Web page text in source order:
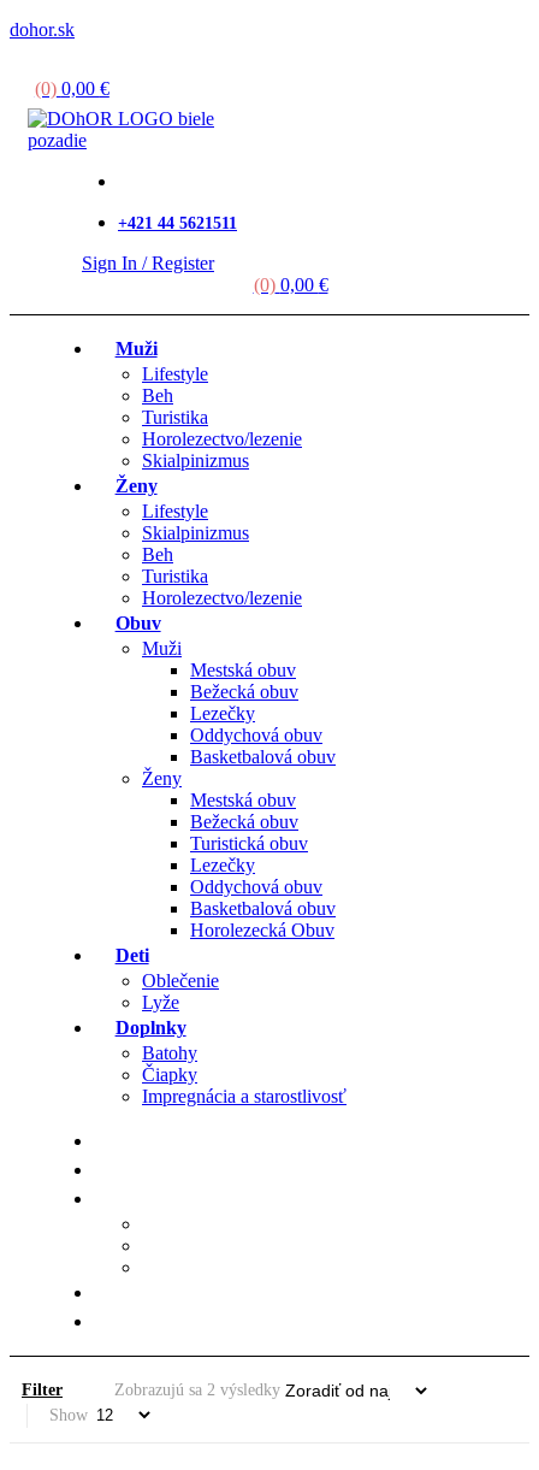
dohor.sk
Menu
(0) 0,00 €
+421 44 5621511
Sign In / Register
(0) 0,00 €
Muži
Lifestyle
Beh
Turistika
Horolezectvo/lezenie
Skialpinizmus
Ženy
Lifestyle
Skialpinizmus
Beh
Turistika
Horolezectvo/lezenie
Obuv
Muži
Mestská obuv
Bežecká obuv
Lezečky
Oddychová obuv
Basketbalová obuv
Ženy
Mestská obuv
Bežecká obuv
Turistická obuv
Lezečky
Oddychová obuv
Basketbalová obuv
Horolezecká Obuv
Deti
Oblečenie
Lyže
Doplnky
Batohy
Čiapky
Impregnácia a starostlivosť
Filter Zobrazujú sa 2 výsledkyZoradené
Show